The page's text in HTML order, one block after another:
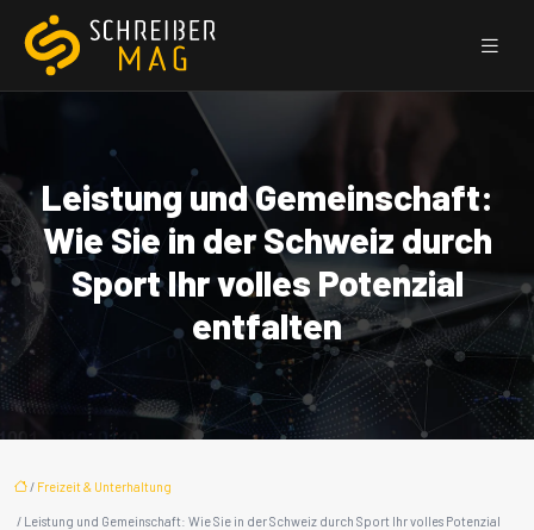
Leistung und Gemeinschaft:
Wie Sie in der Schweiz durch
Sport Ihr volles Potenzial
entfalten
/ Freizeit & Unterhaltung
/ Leistung und Gemeinschaft: Wie Sie in der Schweiz durch Sport Ihr volles Potenzial